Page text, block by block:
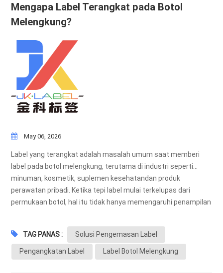
Mengapa Label Terangkat pada Botol
Melengkung?
May 06, 2026
Label yang terangkat adalah masalah umum saat memberi
label pada botol melengkung, terutama di industri seperti...
minuman, kosmetik, suplemen kesehatandan produk
perawatan pribadi. Ketika tepi label mulai terkelupas dari
permukaan botol, hal itu tidak hanya memengaruhi penampilan
transportasi, pendinginan, atau penggunaan sehari-hari.Pada
artikel ini, kami akan menjelaskan mengapa label terangkat
pada botol yang melengkung dan bagaimana cara mencegah
masalah ini secara efektif.Apa Penyebab Label Terlepas pada
TAG PANAS : Solusi Pengemasan Label
Pengangkatan Label Label Botol Melengkung